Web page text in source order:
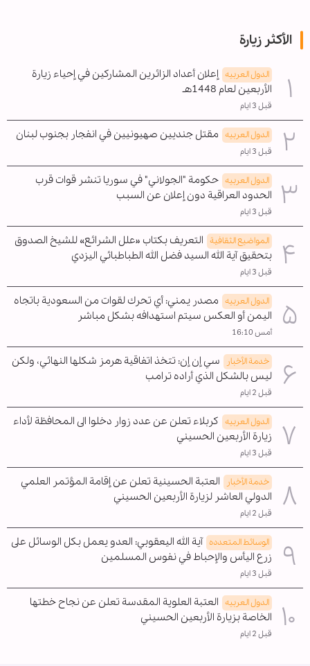
الأكثر زيارة
الدول العربیه إعلان أعداد الزائرين المشاركين في إحياء زيارة
الأربعين لعام 1448هـ
قبل 3 ايام
الدول العربیه مقتل جنديين صهيونيين في انفجار بجنوب لبنان
قبل 3 ايام
الدول العربیه حكومة "الجولاني" في سوريا تنشر قوات قرب
الحدود العراقية دون إعلان عن السبب
قبل 3 ايام
المواضیع الثقافية التعريف بكتاب «علل الشرائع» للشيخ الصدوق
بتحقيق آية الله السيد فضل الله الطباطبائي اليزدي
قبل 3 ايام
الدول العربیه مصدر يمني: أي تحرك لقوات من السعودية باتجاه
اليمن أو العكس سيتم استهدافه بشكل مباشر
أمس 16:10
خدمة الأخبار
سي إن إن: تتخذ اتفاقية هرمز شكلها النهائي، ولكن
ليس بالشكل الذي أراده ترامب
قبل 2 ايام
الدول العربیه كربلاء تعلن عن عدد زوار دخلوا الى المحافظة لأداء
زيارة الأربعين الحسيني
قبل 3 ايام
خدمة الأخبار
العتبة الحسينية تعلن عن إقامة المؤتمر العلمي
الدولي العاشر لزيارة الأربعين الحسيني
قبل 2 ايام
الوسائط المتعدده آية الله اليعقوبي: العدو يعمل بكل الوسائل على
زرع اليأس والإحباط في نفوس المسلمين
قبل 3 ايام
الدول العربیه العتبة العلوية المقدسة تعلن عن نجاح خطتها
الخاصة بزيارة الأربعين الحسيني
قبل 2 ايام